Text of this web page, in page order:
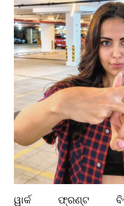
ୱାର୍କ ଫ୍ରଣ୍ଟ